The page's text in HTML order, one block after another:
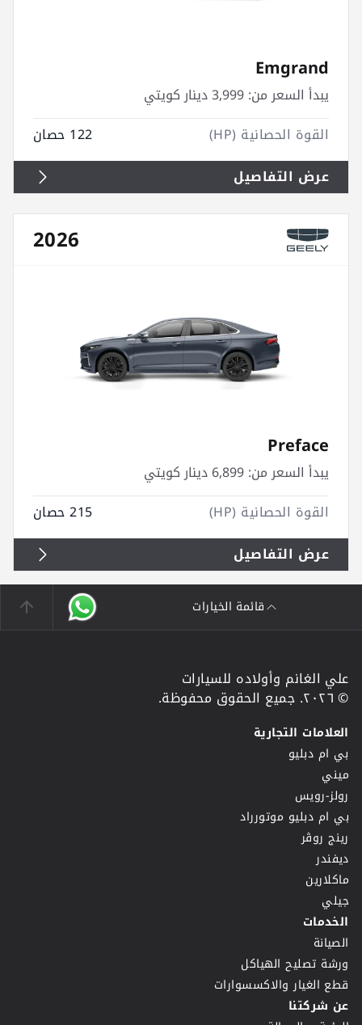
Emgrand
يبدأ السعر من:
القوة الحصانية (HP)
122 حصان
عرض التفاصيل
2026
Preface
يبدأ السعر من:
القوة الحصانية (HP)
215 حصان
عرض التفاصيل
قائمة الخيارات
علي الغانم وأولاده للسيارات
© ٢٠٢٦. جميع الحقوق محفوظة.
العلامات التجارية
بي ام دبليو
ميني
رولز-رويس
بي ام دبليو موتورراد
رينج روڤر
ديفندر
ماكلارين
جيلي
الخدمات
الصيانة
ورشة تصليح الهياكل
قطع الغيار والاكسسوارات
عن شركتنا